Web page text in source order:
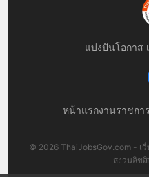
แบ่งปันโอกาส
หน้าแรกงานราชการ
© 2026 ThaiJobsGov.com - เ
สงวนลิข